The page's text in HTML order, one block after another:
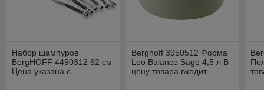
Набор шампуров
BergHOFF 4490312 62 см
Цена указана с
Berghoff 3950512 Форма
Leo Balance Sage 4,5 л В
цену товара входит